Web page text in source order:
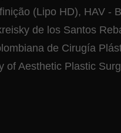
(Lipo HD), HAV -
de los Santos
de Cirugía
of Aesthetic Plastic